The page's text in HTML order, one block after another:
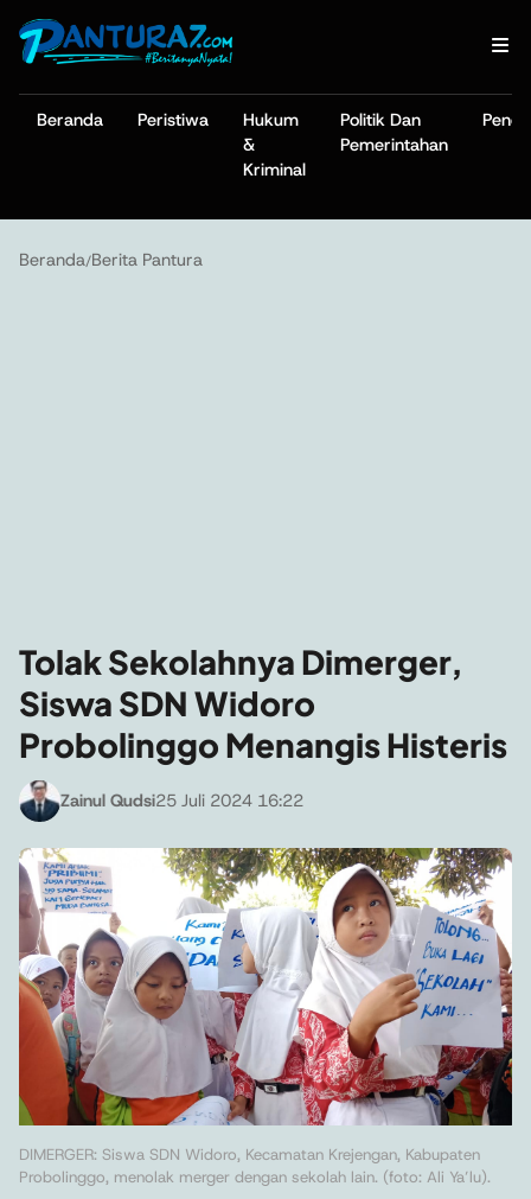
Beranda Peristiwa
Hukum
&
Kriminal
Politik Dan
Pemerintahan
Beranda/Berita Pantura
Tolak Sekolahnya Dimerger,
Siswa SDN Widoro
Probolinggo Menangis Histeris
Zainul Qudsi25 Juli 2024 16:22
DIMERGER: Siswa SDN Widoro, Kecamatan Krejengan, Kabupaten
Probolinggo, menolak merger dengan sekolah lain. (foto: Ali Ya’lu).